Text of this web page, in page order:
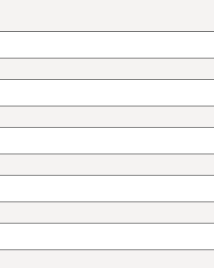
Technik (Situation,
Konfliktfähigkeit)
Kursleiter im Kurs verteilt und